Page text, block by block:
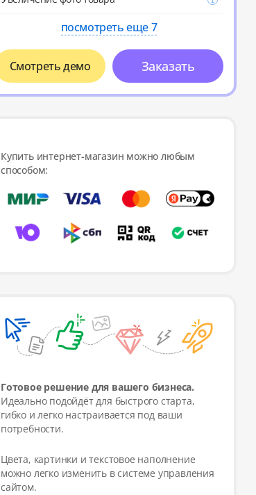
посмотреть еще 7
Смотреть демо Заказать
Купить интернет-магазин можно любым
способом:
Готовое решение для вашего бизнеса.
Идеально подойдёт для быстрого старта,
гибко и легко настраивается под ваши
потребности.
Цвета, картинки и текстовое наполнение
можно легко изменить в системе управления
сайтом.